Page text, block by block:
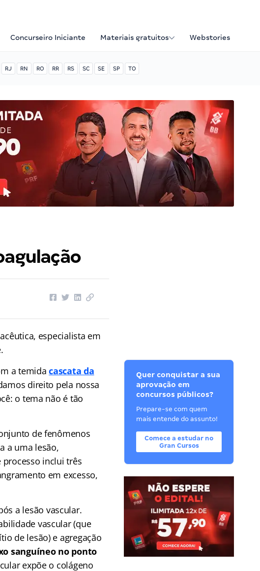
Concurseiro Iniciante Materiais gratuitos Webstories
RJ RN RO RR RS SC SE SP TO
especialista em
a temidacascata da
direito pela nossa
o tema não é tão
de fenômenos
a uma lesão,
inclui três
em excesso,
a lesão vascular.
vascular (que
de lesão) e agregação
sanguíneo no ponto
expõe o colágeno
Quer conquistar a sua
aprovação em
concursos públicos?
Prepare-se com quem
mais entende do assunto!
Comece a estudar no
Gran Cursos